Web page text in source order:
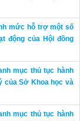
mức hỗ trợ một số
động của Hội đồng
mục thủ tục hành
của Sở Khoa học và
mục thủ tục hành